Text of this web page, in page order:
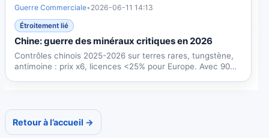
Guerre Commerciale• 2026-06-11 14:13
Étroitement lié
Chine: guerre des minéraux critiques en 2026
Contrôles chinois 2025-2026 sur terres rares, tungstène,
antimoine : prix x6, licences <25% pour Europe. Avec 90%
Retour à l’accueil →